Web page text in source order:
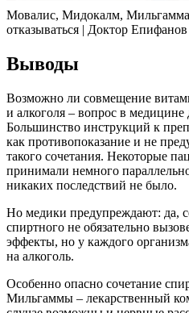
Мовалис, Мидокалм,
отказываться | Доктор Епифанов
Выводы
Возможно ли совмещение
и алкоголя – вопрос в
Большинство инструкций к
как противопоказание и не
такого сочетания. Некоторые
принимали немного
никаких последствий не было.
Но медики предупреждают: да,
спиртного не обязательно
эффекты, но у каждого
на алкоголь.
Особенно опасно сочетание
Мильгаммы – лекарственный